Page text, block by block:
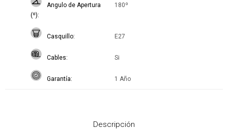
Angulo de Apertura
(º)
180º
Casquillo E27
Cables Si
Garantía 1 Año
Descripción